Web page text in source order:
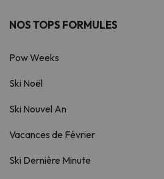
NOS TOPS FORMULES
Pow Weeks
Ski Noël
Ski Nouvel An
Vacances de Février
Ski Dernière Minute